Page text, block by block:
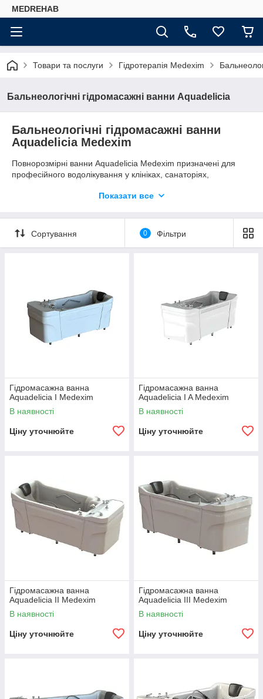
MEDREHAB
Товари та послуги Гідротерапія Medexim
Бальнеологічні гідромасажні ванни Aquadelicia
Бальнеологічні гідромасажні ванни
Aquadelicia Medexim
Повнорозмірні ванни Aquadelicia Medexim призначені для
професійного водолікування у клініках, санаторіях,
охоплює моделі Aquadelicia I-IX для різних форматів кабінету
ванна для підводного масажу, ванна для гідротерапії,
медична ванна для реабілітації, Medexim Aquadelicia.
Показати все
Сортування 0 Фільтри
Гідромасажна ванна
Aquadelicia I Medexim
В наявності
Ціну уточнюйте
Гідромасажна ванна
Aquadelicia I A Medexim
В наявності
Ціну уточнюйте
Гідромасажна ванна
Aquadelicia II Medexim
В наявності
Ціну уточнюйте
Гідромасажна ванна
Aquadelicia III Medexim
В наявності
Ціну уточнюйте